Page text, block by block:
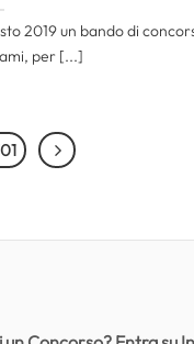
2019 un bando di
per [...]